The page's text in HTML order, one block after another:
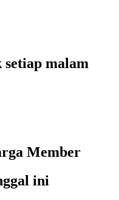
malam
Member
ini